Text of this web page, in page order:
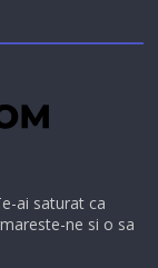
ai saturat ca
ne si o sa